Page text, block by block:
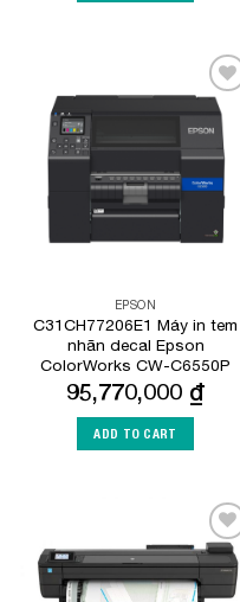
Add to
Wishlist
EPSON
C31CH77206E1 Máy in tem
nhãn decal Epson
ColorWorks CW-C6550P
95,770,000 ₫
ADD TO CART
Add to
Wishlist